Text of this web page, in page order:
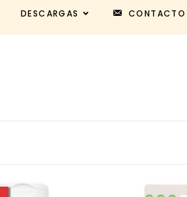
DESCARGAS CONTACTO